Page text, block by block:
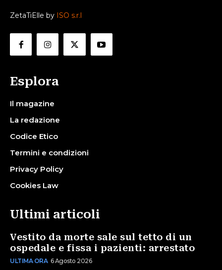
ZetaTiElle by ISO s.r.l
Esplora
Il magazine
La redazione
Codice Etico
Termini e condizioni
Privacy Policy
Cookies Law
Ultimi articoli
Vestito da morte sale sul tetto di un
ospedale e fissa i pazienti: arrestato
ULTIMA ORA 6 Agosto 2026